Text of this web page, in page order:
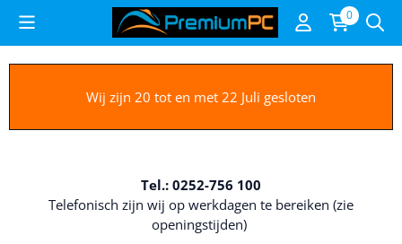
Cookievoorkeuren zijn beschikbaar. Kies instellingen of sta alle
0
Wij zijn 20 tot en met 22 Juli gesloten
Tel.: 0252-756 100
Telefonisch zijn wij op werkdagen te bereiken (zie
openingstijden)